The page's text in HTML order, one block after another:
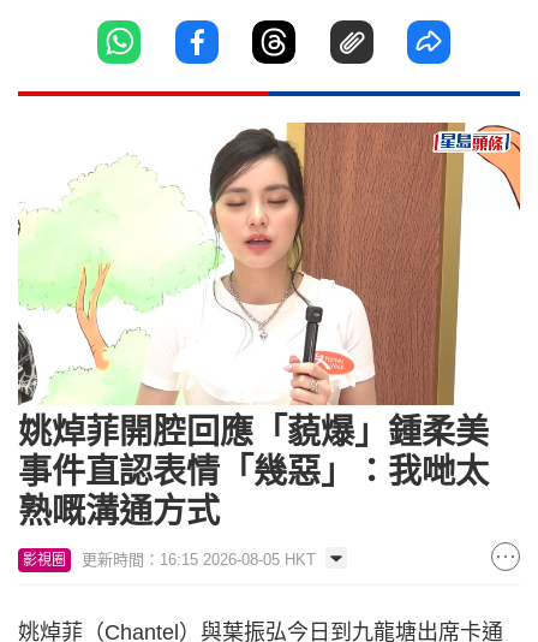
Loaded :
13.15%
姚焯菲開腔回應「藐爆」鍾柔美
事件直認表情「幾惡」：我哋太
熟嘅溝通方式
影視圈 更新時間：16:15 2026-08-05 HKT
姚焯菲（Chantel）與葉振弘今日到九龍塘出席卡通